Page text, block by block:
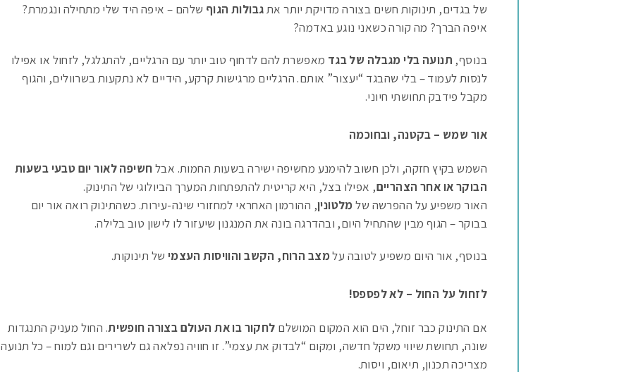
של בגדים, תינוקות חשים בצורה מדויקת יותר אתגבולות הגוף שלהם – איפה היד שלי מתחילה ונגמרת?
איפה הברך? מה קורה כשאני נוגע באדמה?
בנוסף, תנועה בלי מגבלה של בגד מאפשרת להם לדחוף טוב יותר עם הרגליים, להתגלגל, לזחול או אפילו
לנסות לעמוד – בלי שהבגד “יעצור” אותם. הרגליים מרגישות קרקע, הידיים לא נתקעות בשרוולים, והגוף
מקבל פידבק תחושתי חיוני.
אור שמש – בקטנה, ובחוכמה
השמש בקיץ חזקה, ולכן חשוב להימנע מחשיפה ישירה בשעות החמות. אבלחשיפה לאור יום טבעי בשעות
הבוקר או אחר הצהריים, אפילו בצל, היא קריטית להתפתחות המערך הביולוגי של התינוק.
האור משפיע על ההפרשה של מלטונין, ההורמון האחראי למחזורי שינה-עירות. כשהתינוק רואה אור יום
בבוקר – הגוף מבין שהתחיל היום, ובהדרגה בונה את המנגנון שיעזור לו לישון טוב בלילה.
בנוסף, אור היום משפיע לטובה עלמצב הרוח, הקשב והוויסות העצמי של תינוקות.
לזחול על החול – לא לפספס!
אם התינוק כבר זוחל, הים הוא המקום המושלם לחקור בו את העולם בצורה חופשית. החול מעניק התנגדות
שונה, תחושת שיווי משקל חדשה, ומקום “לבדוק את עצמי”. זו חוויה נפלאה גם לשרירים וגם למוח – כל תנועה
מצריכה תכנון, תיאום, ויסות.